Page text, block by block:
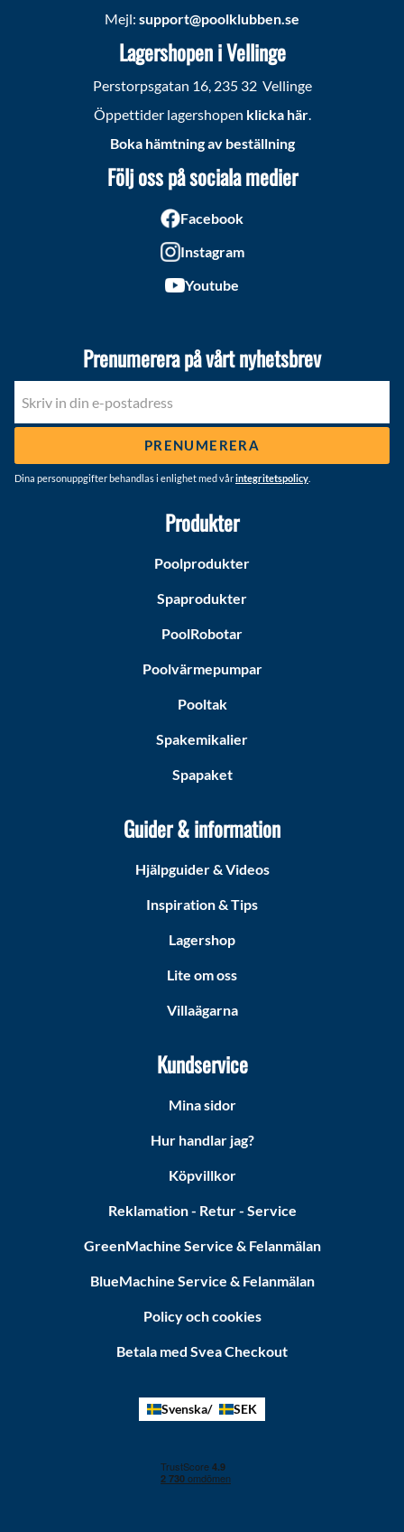
Mejl: support@poolklubben.se
Lagershopen i Vellinge
Perstorpsgatan 16, 235 32 Vellinge
Öppettider lagershopen klicka här.
Boka hämtning av beställning
Följ oss på sociala medier
Facebook
Instagram
Youtube
Prenumerera på vårt nyhetsbrev
PRENUMERERA
Dina personuppgifter behandlas i enlighet med vårintegritetspolicy
Produkter
Poolprodukter
Spaprodukter
PoolRobotar
Poolvärmepumpar
Pooltak
Spakemikalier
Spapaket
Guider & information
Hjälpguider & Videos
Inspiration & Tips
Lagershop
Lite om oss
Villaägarna
Kundservice
Mina sidor
Hur handlar jag?
Köpvillkor
Reklamation - Retur - Service
GreenMachine Service & Felanmälan
BlueMachine Service & Felanmälan
Policy och cookies
Betala med Svea Checkout
Svenska SEK